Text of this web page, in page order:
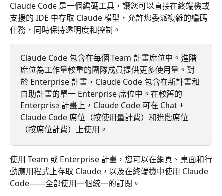
Claude Code 是一個編碼工具，讓您可以直接在終端機或
支援的 IDE 中存取 Claude 模型，允許您委派複雜的編碼
任務，同時保持透明度和控制。
Claude Code 包含在每個 Team 計畫席位中。進階
席位為工作量較重的團隊成員提供更多使用量。對
於 Enterprise 計畫，Claude Code 包含在新計畫和
自助計畫的單一 Enterprise 席位中。在較舊的
Enterprise 計畫上，Claude Code 可在 Chat +
Claude Code 席位（按使用量計費）和進階席位
（按席位計費）上使用。
使用 Team 或 Enterprise 計畫，您可以在網頁、桌面和行
動應用程式上存取 Claude，以及在終端機中使用 Claude
Code——全部使用一個統一的訂閱。